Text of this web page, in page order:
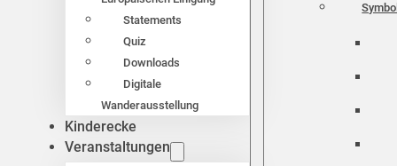
Statements
Quiz
Downloads
Digitale
Wanderausstellung
Kinderecke
Veranstaltungen